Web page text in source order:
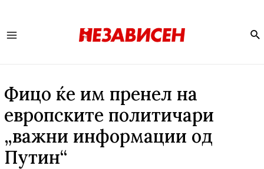
Фицо ќе им пренел на
европските политичари
„важни информации од
Путин“